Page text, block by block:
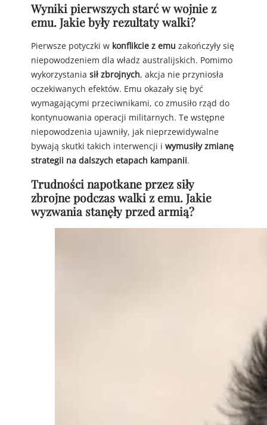
Wyniki pierwszych starć w wojnie z
emu. Jakie były rezultaty walki?
Pierwsze potyczki w konflikcie z emu zakończyły się
niepowodzeniem dla władz australijskich. Pomimo
wykorzystania sił zbrojnych, akcja nie przyniosła
oczekiwanych efektów. Emu okazały się być
wymagającymi przeciwnikami, co zmusiło rząd do
kontynuowania operacji militarnych. Te wstępne
niepowodzenia ujawniły, jak nieprzewidywalne
bywają skutki takich interwencji i wymusiły zmianę
strategii na dalszych etapach kampanii.
Trudności napotkane przez siły
zbrojne podczas walki z emu. Jakie
wyzwania stanęły przed armią?